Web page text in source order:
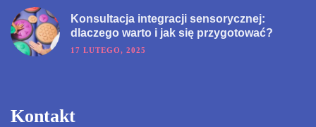
Konsultacja integracji sensorycznej:
dlaczego warto i jak się przygotować?
17 LUTEGO, 2025
Kontakt